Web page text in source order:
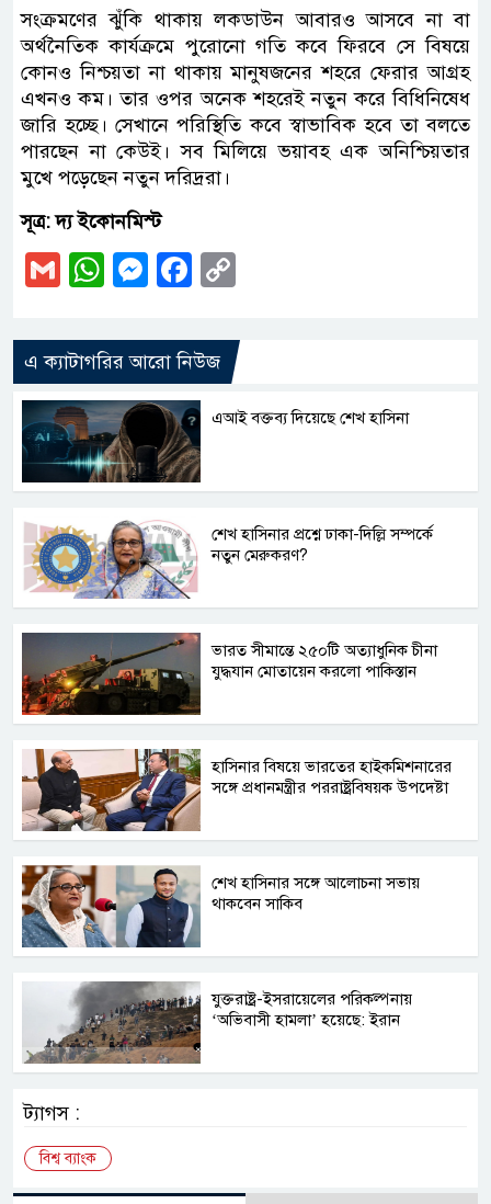
সংক্রমণের ঝুঁকি থাকায় লকডাউন আবারও আসবে না বা
অর্থনৈতিক কার্যক্রমে পুরোনো গতি কবে ফিরবে সে বিষয়ে
কোনও নিশ্চয়তা না থাকায় মানুষজনের শহরে ফেরার আগ্রহ
এখনও কম। তার ওপর অনেক শহরেই নতুন করে বিধিনিষেধ
জারি হচ্ছে। সেখানে পরিস্থিতি কবে স্বাভাবিক হবে তা বলতে
পারছেন না কেউই। সব মিলিয়ে ভয়াবহ এক অনিশ্চিয়তার
মুখে পড়েছেন নতুন দরিদ্ররা।
সূত্র: দ্য ইকোনমিস্ট
GmailWhatsApp
Messenger
Facebook
এ ক্যাটাগরির আরো নিউজ
এআই বক্তব্য দিয়েছে শেখ হাসিনা
শেখ হাসিনার প্রশ্নে ঢাকা-দিল্লি সম্পর্কে
নতুন মেরুকরণ?
ভারত সীমান্তে ২৫০টি অত্যাধুনিক চীনা
যুদ্ধযান মোতায়েন করলো পাকিস্তান
হাসিনার বিষয়ে ভারতের হাইকমিশনারের
সঙ্গে প্রধানমন্ত্রীর পররাষ্ট্রবিষয়ক উপদেষ্টা
শেখ হাসিনার সঙ্গে আলোচনা সভায়
থাকবেন সাকিব
যুক্তরাষ্ট্র-ইসরায়েলের পরিকল্পনায়
‘অভিবাসী হামলা’ হয়েছে: ইরান
ট্যাগস :
বিশ্ব ব্যাংক